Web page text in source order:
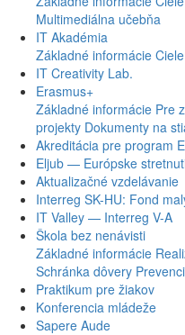
Multimediálna učebňa
IT Akadémia
Základné informácie
IT Creativity Lab.
Erasmus+
Základné informácie Pre
projekty Dokumenty na
Akreditácia pre program
Eljub — Európske
Aktualizačné vzdelávanie
Interreg SK-HU: Fond
IT Valley — Interreg V-A
Škola bez nenávisti
Základné informácie
Schránka dôvery
Praktikum pre žiakov
Konferencia mládeže
Sapere Aude